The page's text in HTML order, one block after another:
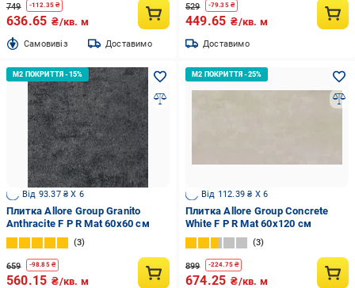
749 -112.35 ₴
636.65 ₴/кв. м
Cамовивіз Доставимо
529 -79.35₴
449.65 ₴/кв. м
Доставимо
Від 93.37 ₴ X 6
Плитка Allore Group Granito
Anthracite F P R Mat 60х60 см
3
659 -98.85₴
560.15 ₴/кв. м
Від 112.39 ₴ X 6
Плитка Allore Group Concrete
White F P R Mat 60x120 см
3
899 -224.75₴
674.25 ₴/кв. м